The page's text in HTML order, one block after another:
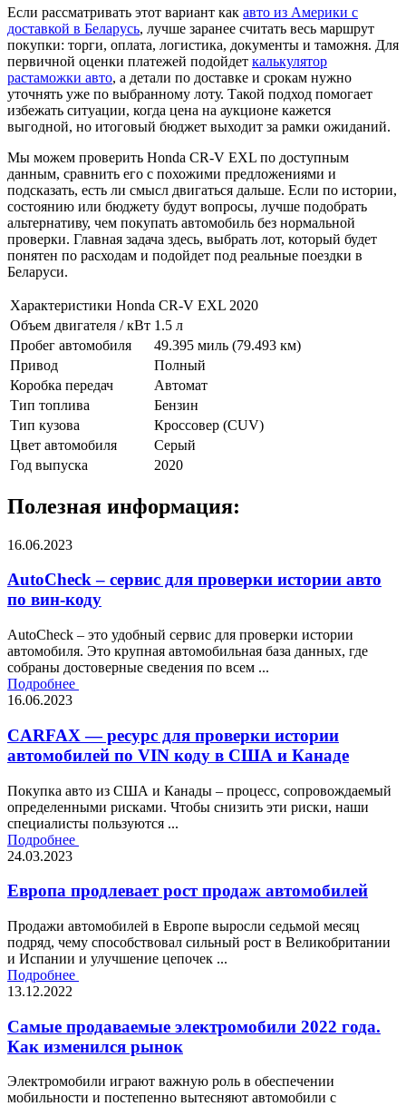
Если рассматривать этот вариант как авто из Америки с
доставкой в Беларусь, лучше заранее считать весь маршрут
покупки: торги, оплата, логистика, документы и таможня. Для
первичной оценки платежей подойдет калькулятор
растаможки авто, а детали по доставке и срокам нужно
уточнять уже по выбранному лоту. Такой подход помогает
избежать ситуации, когда цена на аукционе кажется
выгодной, но итоговый бюджет выходит за рамки ожиданий.
Мы можем проверить Honda CR-V EXL по доступным
данным, сравнить его с похожими предложениями и
подсказать, есть ли смысл двигаться дальше. Если по истории,
состоянию или бюджету будут вопросы, лучше подобрать
альтернативу, чем покупать автомобиль без нормальной
проверки. Главная задача здесь, выбрать лот, который будет
понятен по расходам и подойдет под реальные поездки в
Беларуси.
Характеристики Honda CR-V EXL 2020
Объем двигателя / кВт 1.5 л
Пробег автомобиля
49.395 миль (79.493 км)
Привод
Полный
Коробка передач
Автомат
Тип топлива
Бензин
Тип кузова
Кроссовер (CUV)
Цвет автомобиля
Серый
Год выпуска
2020
Полезная информация:
16.06.2023
AutoCheck – сервис для проверки истории авто
по вин-коду
AutoCheck – это удобный сервис для проверки истории
автомобиля. Это крупная автомобильная база данных, где
собраны достоверные сведения по всем ...
Подробнее
16.06.2023
CARFAX — ресурс для проверки истории
автомобилей по VIN коду в США и Канаде
Покупка авто из США и Канады – процесс, сопровождаемый
определенными рисками. Чтобы снизить эти риски, наши
специалисты пользуются ...
Подробнее
24.03.2023
Европа продлевает рост продаж автомобилей
Продажи автомобилей в Европе выросли седьмой месяц
подряд, чему способствовал сильный рост в Великобритании
и Испании и улучшение цепочек ...
Подробнее
13.12.2022
Самые продаваемые электромобили 2022 года.
Как изменился рынок
Электромобили играют важную роль в обеспечении
мобильности и постепенно вытесняют автомобили с